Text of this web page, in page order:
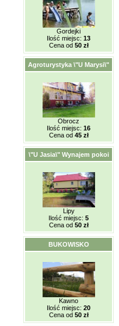
Gordejki
Ilość miejsc: 13
Cena od 50 zł
Agroturystyka \"U Marysi\"
Obrocz
Ilość miejsc: 16
Cena od 45 zł
\"U Jasia\" Wynajem pokoi
Lipy
Ilość miejsc: 5
Cena od 50 zł
BUKOWISKO
Kawno
Ilość miejsc: 20
Cena od 50 zł